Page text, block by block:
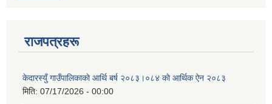
राजपत्रहरू
केदारस्युँ गाउँपालिकाकाे आर्थि बर्ष २०८३।०८४ काे आर्थिक ऐन २०८३
मिति: 07/17/2026 - 00:00